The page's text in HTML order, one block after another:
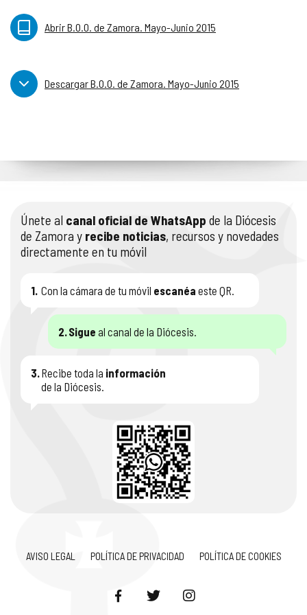
Abrir B.O.O. de Zamora. Mayo-Junio 2015
Descargar B.O.O. de Zamora. Mayo-Junio 2015
Únete al canal oficial de WhatsApp de la Diócesis
de Zamora y recibe noticias, recursos y novedades
directamente en tu móvil
1. Con la cámara de tu móvil escanéa este QR.
2.Sigue al canal de la Diócesis.
3.Recibe toda la información
de la Diócesis.
AVISO LEGAL POLÍTICA DE PRIVACIDAD POLÍTICA DE COOKIES